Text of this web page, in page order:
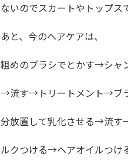
ないのでスカートやトップス
あと、今のヘアケアは、
粗めのブラシでとかす→シャ
→流す→トリートメント→ブ
分放置して乳化させる→流
ルクつける→ヘアオイルつけ